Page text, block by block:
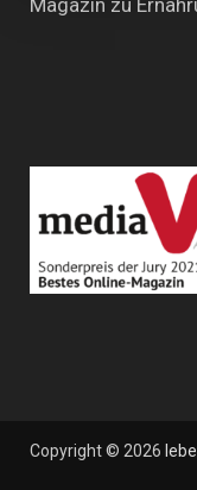
Magazin zu
Copyright © 2026